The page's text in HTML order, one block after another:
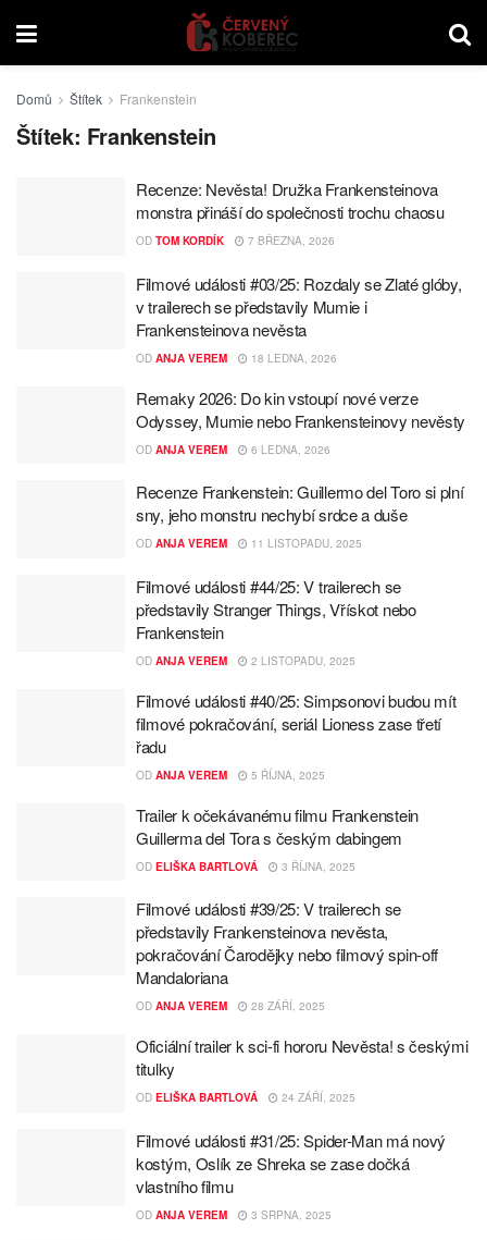
Domů Štítek Frankenstein
Štítek: Frankenstein
Recenze: Nevěsta! Družka Frankensteinova
monstra přináší do společnosti trochu chaosu
OD TOM KORDÍK 7 BŘEZNA, 2026
Filmové události #03/25: Rozdaly se Zlaté glóby,
v trailerech se představily Mumie i
Frankensteinova nevěsta
OD ANJA VEREM 18 LEDNA, 2026
Remaky 2026: Do kin vstoupí nové verze
Odyssey, Mumie nebo Frankensteinovy nevěsty
OD ANJA VEREM 6 LEDNA, 2026
Recenze Frankenstein: Guillermo del Toro si plní
sny, jeho monstru nechybí srdce a duše
OD ANJA VEREM 11 LISTOPADU, 2025
Filmové události #44/25: V trailerech se
představily Stranger Things, Vřískot nebo
Frankenstein
OD ANJA VEREM 2 LISTOPADU, 2025
Filmové události #40/25: Simpsonovi budou mít
filmové pokračování, seriál Lioness zase třetí
řadu
OD ANJA VEREM 5 ŘÍJNA, 2025
Trailer k očekávanému filmu Frankenstein
Guillerma del Tora s českým dabingem
OD ELIŠKA BARTLOVÁ 3 ŘÍJNA, 2025
Filmové události #39/25: V trailerech se
představily Frankensteinova nevěsta,
pokračování Čarodějky nebo filmový spin-off
Mandaloriana
OD ANJA VEREM 28 ZÁŘÍ, 2025
Oficiální trailer k sci-fi hororu Nevěsta! s českými
titulky
OD ELIŠKA BARTLOVÁ 24 ZÁŘÍ, 2025
Filmové události #31/25: Spider-Man má nový
kostým, Oslík ze Shreka se zase dočká
vlastního filmu
OD ANJA VEREM 3 SRPNA, 2025